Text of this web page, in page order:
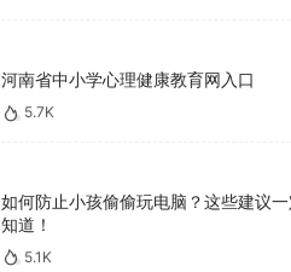
河南省中小学心理健康教育网入口
5.7K
如何防止小孩偷偷玩电脑？这些建议
知道！
5.1K